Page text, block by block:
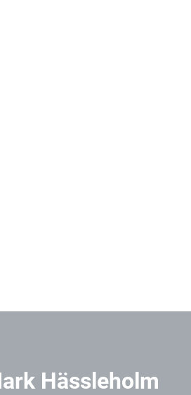
Hässleholm